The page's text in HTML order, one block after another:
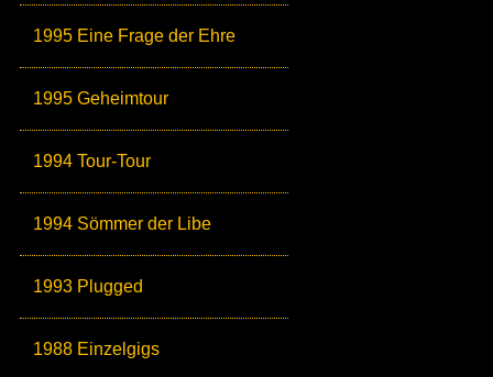
1995 Eine Frage der Ehre
1995 Geheimtour
1994 Tour-Tour
1994 Sömmer der Libe
1993 Plugged
1988 Einzelgigs